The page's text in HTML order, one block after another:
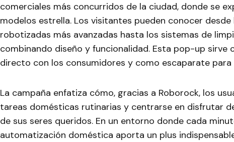
comerciales más concurridos de la ciudad, donde se
modelos estrella. Los visitantes pueden conocer desde
robotizadas más avanzadas hasta los sistemas de
combinando diseño y funcionalidad. Esta pop-up
directo con los consumidores y como escaparate para
La campaña enfatiza cómo, gracias a Roborock, los
tareas domésticas rutinarias y centrarse en disfrutar
de sus seres queridos. En un entorno donde cada
automatización doméstica aporta un plus